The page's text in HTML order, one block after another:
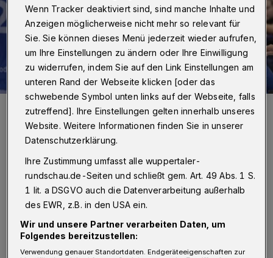
N ovember 2018) ab 19 Uhr im
Zum Ziel, den Unterrang mit 7058 Plätzen
Wenn Tracker deaktiviert sind, sind manche Inhalte und
Anzeigen möglicherweise nicht mehr so relevant für
Sie. Sie können dieses Menü jederzeit wieder aufrufen,
um Ihre Einstellungen zu ändern oder Ihre Einwilligung
zu widerrufen, indem Sie auf den Link Einstellungen am
unteren Rand der Webseite klicken [oder das
schwebende Symbol unten links auf der Webseite, falls
zutreffend]. Ihre Einstellungen gelten innerhalb unseres
Website. Weitere Informationen finden Sie in unserer
Datenschutzerklärung.
Ihre Zustimmung umfasst alle wuppertaler-
rundschau.de-Seiten und schließt gem. Art. 49 Abs. 1 S.
1 lit. a DSGVO auch die Datenverarbeitung außerhalb
des EWR, z.B. in den USA ein.
Wir und unsere Partner verarbeiten Daten, um
Folgendes bereitzustellen:
Verwendung genauer Standortdaten. Endgeräteeigenschaften zur